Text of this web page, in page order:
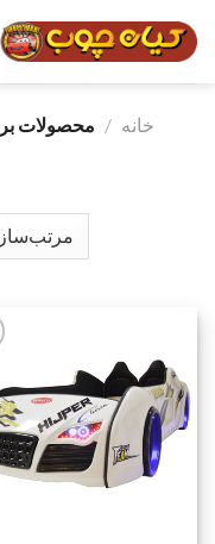
خانه / محصولات